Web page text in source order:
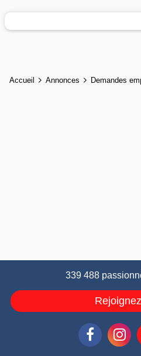
Accueil Annonces Demandes
339 488